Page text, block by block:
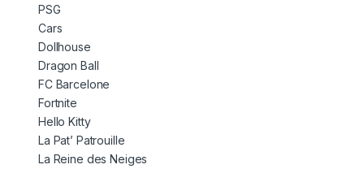
PSG
Cars
Dollhouse
Dragon Ball
FC Barcelone
Fortnite
Hello Kitty
La Pat’ Patrouille
La Reine des Neiges